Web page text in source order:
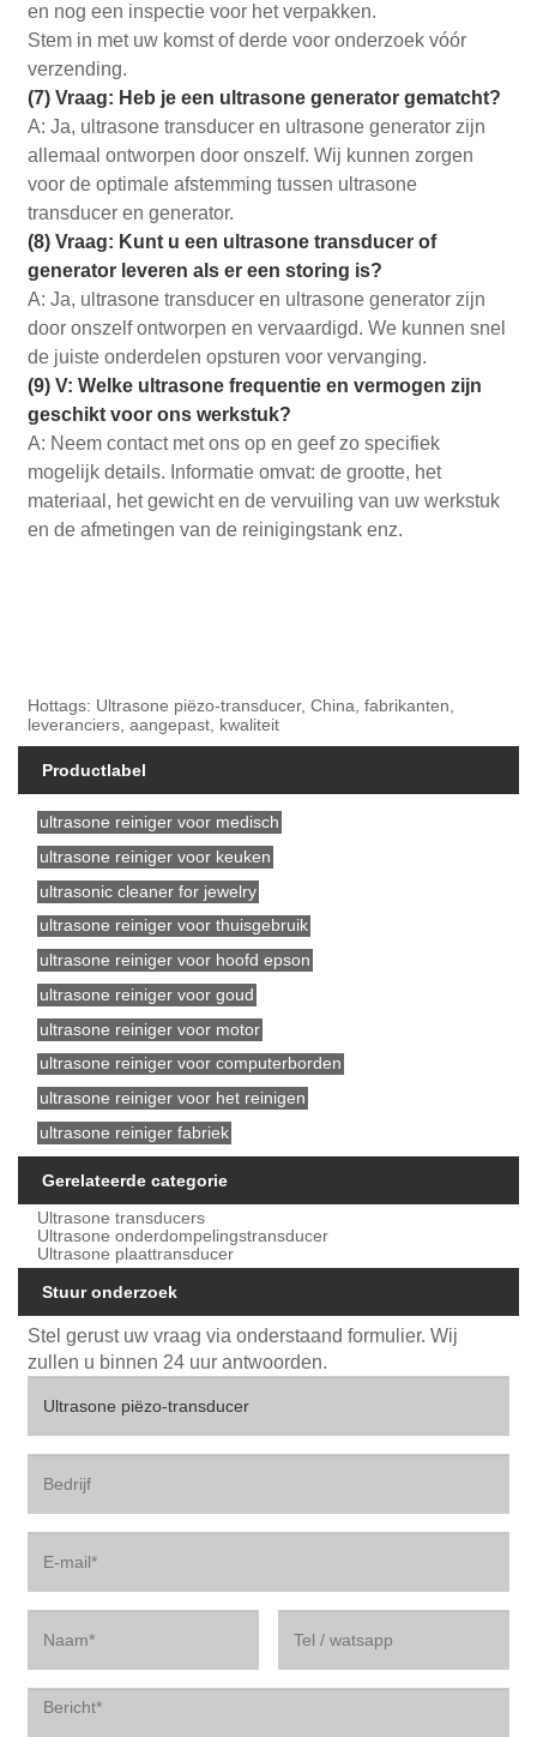
en nog een inspectie voor het verpakken.
Stem in met uw komst of derde voor onderzoek vóór
verzending.
(7) Vraag: Heb je een ultrasone generator gematcht?
A: Ja, ultrasone transducer en ultrasone generator zijn
allemaal ontworpen door onszelf. Wij kunnen zorgen
voor de optimale afstemming tussen ultrasone
transducer en generator.
(8) Vraag: Kunt u een ultrasone transducer of
generator leveren als er een storing is?
A: Ja, ultrasone transducer en ultrasone generator zijn
door onszelf ontworpen en vervaardigd. We kunnen snel
de juiste onderdelen opsturen voor vervanging.
(9) V: Welke ultrasone frequentie en vermogen zijn
geschikt voor ons werkstuk?
A: Neem contact met ons op en geef zo ​​specifiek
mogelijk details. Informatie omvat: de grootte, het
materiaal, het gewicht en de vervuiling van uw werkstuk
en de afmetingen van de reinigingstank enz.
Hottags: Ultrasone piëzo-transducer, China, fabrikanten,
leveranciers, aangepast, kwaliteit
Productlabel
ultrasone reiniger voor medisch
ultrasone reiniger voor keuken
ultrasonic cleaner for jewelry
ultrasone reiniger voor thuisgebruik
ultrasone reiniger voor hoofd epson
ultrasone reiniger voor goud
ultrasone reiniger voor motor
ultrasone reiniger voor computerborden
ultrasone reiniger voor het reinigen
ultrasone reiniger fabriek
Gerelateerde categorie
Ultrasone transducers
Ultrasone onderdompelingstransducer
Ultrasone plaattransducer
Stuur onderzoek
Stel gerust uw vraag via onderstaand formulier. Wij
zullen u binnen 24 uur antwoorden.